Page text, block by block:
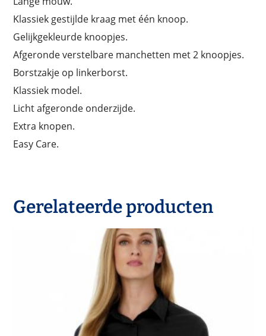
Klassiek gestijlde kraag met één knoop.
Gelijkgekleurde knoopjes.
Afgeronde verstelbare manchetten met 2 knoopjes.
Borstzakje op linkerborst.
Klassiek model.
Licht afgeronde onderzijde.
Extra knopen.
Easy Care.
Gerelateerde producten